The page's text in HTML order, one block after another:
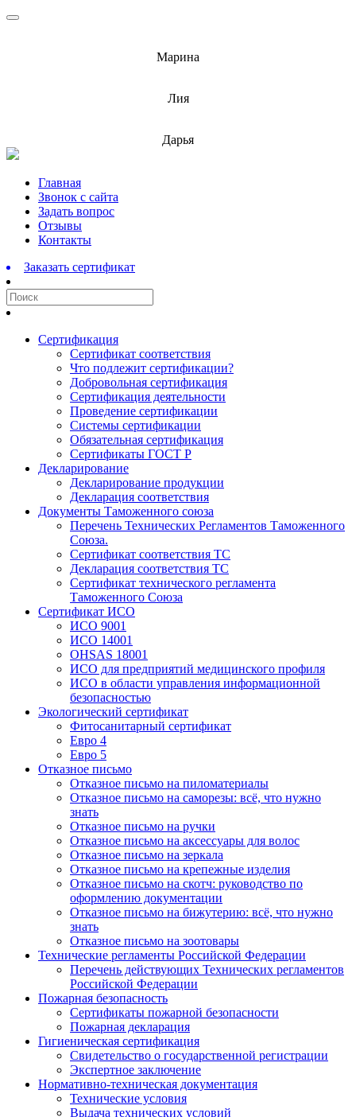
Марина
Лия
Дарья
Перейти
содержимому
Главная
Звонок с сайта
Задать вопрос
Отзывы
Контакты
Заказать сертификат
Сертификация
Сертификат соответствия
Что подлежит сертификации?
Добровольная сертификация
Сертификация деятельности
Проведение сертификации
Системы сертификации
Обязательная сертификация
Сертификаты ГОСТ Р
Декларирование
Декларирование продукции
Декларация соответствия
Документы Таможенного союза
Перечень Технических Регламентов Таможенного
Союза.
Сертификат соответствия ТС
Декларация соответствия ТС
Сертификат технического регламента
Таможенного Союза
Сертификат ИСО
ИСО 9001
ИСО 14001
OHSAS 18001
ИСО для предприятий медицинского профиля
ИСО в области управления информационной
безопасностью
Экологический сертификат
Фитосанитарный сертификат
Евро 4
Евро 5
Отказное письмо
Отказное письмо на пиломатериалы
Отказное письмо на саморезы: всё, что нужно
знать
Отказное письмо на ручки
Отказное письмо на аксессуары для волос
Отказное письмо на зеркала
Отказное письмо на крепежные изделия
Отказное письмо на скотч: руководство по
оформлению документации
Отказное письмо на бижутерию: всё, что нужно
знать
Отказное письмо на зоотовары
Технические регламенты Российской Федерации
Перечень действующих Технических регламентов
Российской Федерации
Пожарная безопасность
Сертификаты пожарной безопасности
Пожарная декларация
Гигиеническая сертификация
Свидетельство о государственной регистрации
Экспертное заключение
Нормативно-техническая документация
Технические условия
Выдача технических условий